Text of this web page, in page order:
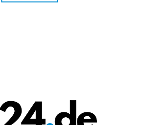
auf
der
Produktseite